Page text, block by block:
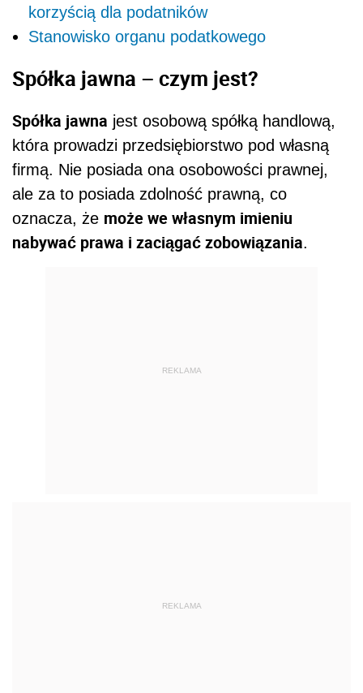
korzyścią dla podatników
Stanowisko organu podatkowego
Spółka jawna – czym jest?
Spółka jawna jest osobową spółką handlową,
która prowadzi przedsiębiorstwo pod własną
firmą. Nie posiada ona osobowości prawnej,
ale za to posiada zdolność prawną, co
oznacza, że może we własnym imieniu
nabywać prawa i zaciągać zobowiązania.
REKLAMA
REKLAMA